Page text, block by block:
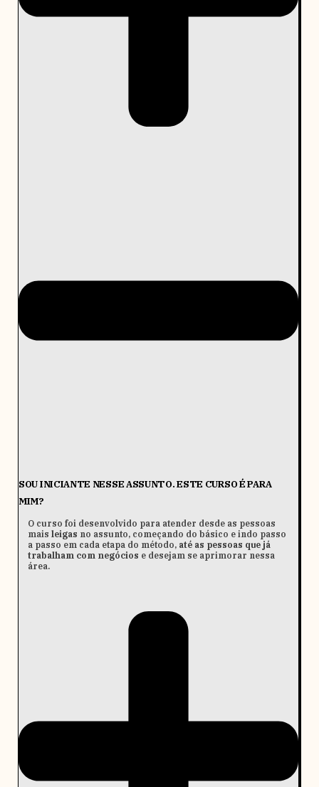
SOU INICIANTE NESSE ASSUNTO. ESTE CURSO É PARA
MIM?
O curso foi desenvolvido para atender desde as pessoas
mais leigas no assunto, começando do básico e indo passo
a passo em cada etapa do método, até as pessoas que já
trabalham com negócios e desejam se aprimorar nessa
área.